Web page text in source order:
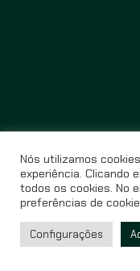
© Miração Filmes
Nós utilizamos
experiência. Clicando
todos os cookies. No
preferências de
Configurações